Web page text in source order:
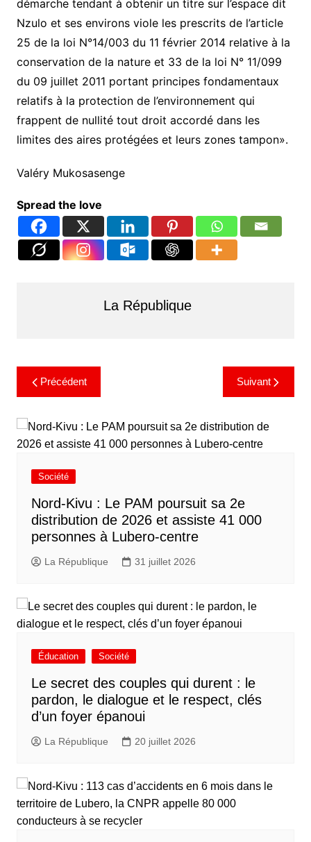
démarche tendant à obtenir un titre sur l’espace dit
Nzulo et ses environs viole les prescrits de l’article
25 de la loi N°14/003 du 11 février 2014 relative à la
conservation de la nature et 33 de la loi N° 11/099
du 09 juillet 2011 portant principes fondamentaux
relatifs à la protection de l’environnement qui
frappent de nullité tout droit accordé dans les
limites des aires protégées et leurs zones tampon».
Valéry Mukosasenge
Spread the love
La République
Précédent Suivant
Société
Nord-Kivu : Le PAM poursuit sa 2e
distribution de 2026 et assiste 41 000
personnes à Lubero-centre
La République 31 juillet 2026
Éducation Société
Le secret des couples qui durent : le
pardon, le dialogue et le respect, clés
d’un foyer épanoui
La République 20 juillet 2026